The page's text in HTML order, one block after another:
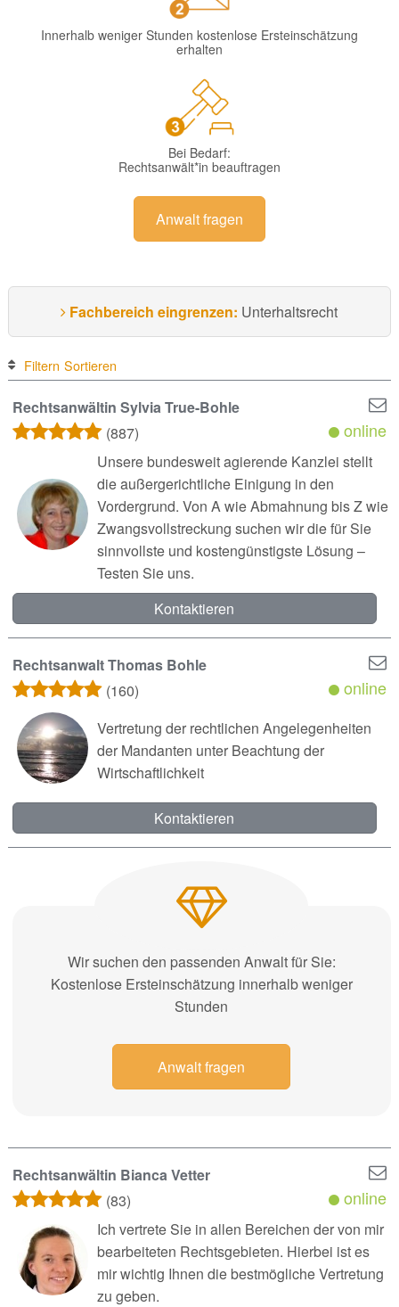
Innerhalb weniger Stunden kostenlose Ersteinschätzung
erhalten
Bei Bedarf:
Rechtsanwält*in beauftragen
Anwalt fragen
Fachbereich eingrenzen: Unterhaltsrecht
Filtern Sortieren
Rechtsanwältin Sylvia True-Bohle
(887)
online
Unsere bundesweit agierende Kanzlei stellt
die außergerichtliche Einigung in den
Vordergrund. Von A wie Abmahnung bis Z wie
Zwangsvollstreckung suchen wir die für Sie
sinnvollste und kostengünstigste Lösung –
Testen Sie uns.
Kontaktieren
Rechtsanwalt Thomas Bohle
(160)
online
Vertretung der rechtlichen Angelegenheiten
der Mandanten unter Beachtung der
Wirtschaftlichkeit
Kontaktieren
Wir suchen den passenden Anwalt für Sie:
Kostenlose Ersteinschätzung innerhalb weniger
Stunden
Anwalt fragen
Rechtsanwältin Bianca Vetter
(83)
online
Ich vertrete Sie in allen Bereichen der von mir
bearbeiteten Rechtsgebieten. Hierbei ist es
mir wichtig Ihnen die bestmögliche Vertretung
zu geben.